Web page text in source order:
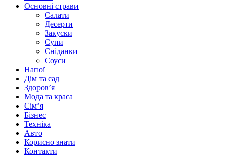
Основні страви
Салати
Десерти
Закуски
Супи
Сніданки
Соуси
Напої
Дім та сад
Здоровʼя
Мода та краса
Сімʼя
Бізнес
Техніка
Авто
Корисно знати
Контакти